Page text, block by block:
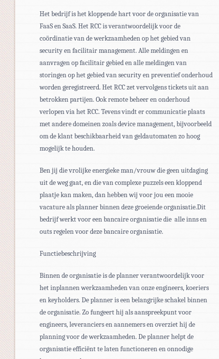
Het bedrijf is het kloppende hart voor de organisatie van
FaaS en SaaS. Het RCC is verantwoordelijk voor de
coördinatie van de werkzaamheden op het gebied van
security en facilitair management. Alle meldingen en
aanvragen op facilitair gebied en alle meldingen van
storingen op het gebied van security en preventief onderhoud
worden geregistreerd. Het RCC zet vervolgens tickets uit aan
betrokken partijen. Ook remote beheer en onderhoud
verlopen via het RCC. Tevens vindt er communicatie plaats
met andere domeinen zoals device management, bijvoorbeeld
om de klant beschikbaarheid van geldautomaten zo hoog
mogelijk te houden.
​​​​​​Ben jij die vrolijke energieke man/vrouw die geen uitdaging
uit de weg gaat, en die van complexe puzzels een kloppend
plaatje kan maken, dan hebben wij voor jou een mooie
vacature als planner binnen deze groeiende organisatie.Dit
bedrijf werkt voor een bancaire organisatie die alle inns en
outs regelen voor deze bancaire organisatie.
Functiebeschrijving
Binnen de organisatie is de planner verantwoordelijk voor
het inplannen werkzaamheden van onze engineers, koeriers
en keyholders. De planner is een belangrijke schakel binnen
de organisatie. Zo fungeert hij als aanspreekpunt voor
engineers, leveranciers en aannemers en overziet hij de
planning voor de werkzaamheden. De planner helpt de
organisatie efficiënt te laten functioneren en onnodige